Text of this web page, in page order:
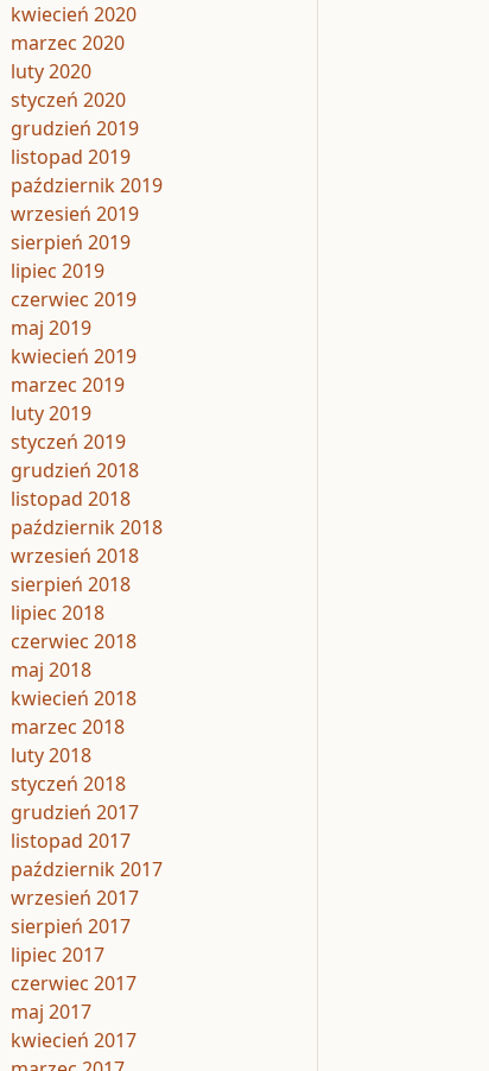
kwiecień 2020
marzec 2020
luty 2020
styczeń 2020
grudzień 2019
listopad 2019
październik 2019
wrzesień 2019
sierpień 2019
lipiec 2019
czerwiec 2019
maj 2019
kwiecień 2019
marzec 2019
luty 2019
styczeń 2019
grudzień 2018
listopad 2018
październik 2018
wrzesień 2018
sierpień 2018
lipiec 2018
czerwiec 2018
maj 2018
kwiecień 2018
marzec 2018
luty 2018
styczeń 2018
grudzień 2017
listopad 2017
październik 2017
wrzesień 2017
sierpień 2017
lipiec 2017
czerwiec 2017
maj 2017
kwiecień 2017